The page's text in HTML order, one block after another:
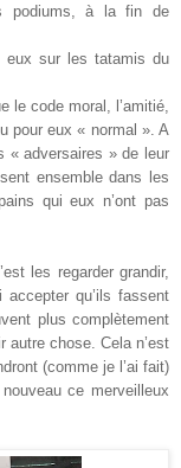
podiums, à la fin de
eux sur les tatamis du
le code moral, l’amitié,
pour eux « normal ». A
« adversaires » de leur
ensemble dans les
qui eux n’ont pas
les regarder grandir,
accepter qu’ils fassent
plus complètement
autre chose. Cela n’est
(comme je l’ai fait)
ce merveilleux